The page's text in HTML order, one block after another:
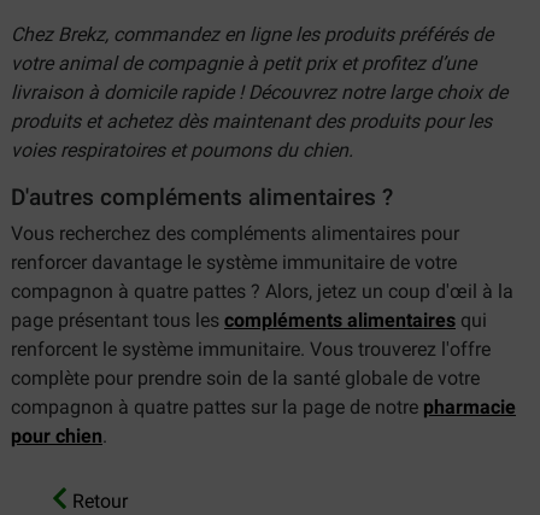
Chez Brekz, commandez en ligne les produits préférés de
votre animal de compagnie à petit prix et profitez d’une
livraison à domicile rapide ! Découvrez notre large choix de
produits et achetez dès maintenant des produits pour les
voies respiratoires et poumons du chien.
D'autres compléments alimentaires ?
Vous recherchez des compléments alimentaires pour
renforcer davantage le système immunitaire de votre
compagnon à quatre pattes ? Alors, jetez un coup d'œil à la
page présentant tous les compléments alimentaires qui
renforcent le système immunitaire. Vous trouverez l'offre
complète pour prendre soin de la santé globale de votre
compagnon à quatre pattes sur la page de notre pharmacie
pour chien.
Retour